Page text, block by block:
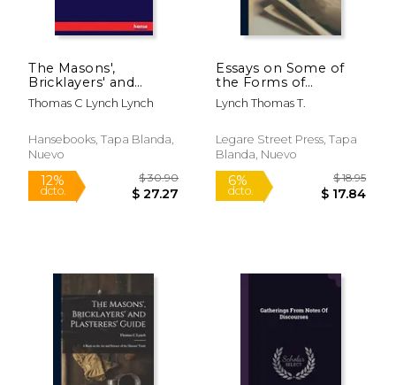
6% 12%
The Masons',
Bricklayers' and
Plasterers' Guide: A
Book on the art and
Masons' Trade (en
Inglés)
Thomas C Lynch Lynch
Hansebooks, Tapa Blanda,
Nuevo
Essays on Some of
the Forms of
Literature de Thomas
t. Lynch(Legare
Lynch Thomas T.
Legare Street Press, Tapa
Blanda, Nuevo